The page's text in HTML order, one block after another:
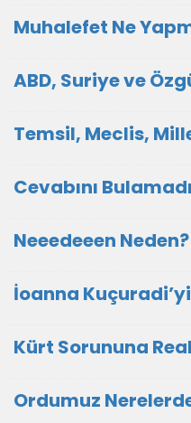
Muhalefet Ne
ABD, Suriye ve
Temsil, Meclis,
Cevabını
Neeedeeen Neden?
İoanna
Kürt Sorununa
Ordumuz